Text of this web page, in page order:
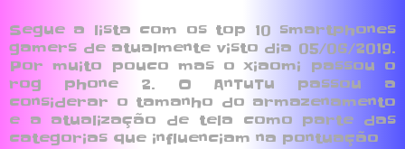
Segue a lista com os top 10 smartphones
gamers de atualmente visto dia 05/06/2019.
Por muito pouco mas o xiaomi passou o
rog phone 2. O AnTuTu passou a
considerar o tamanho do armazenamento
e a atualização de tela como parte das
categorias que influenciam na pontuação